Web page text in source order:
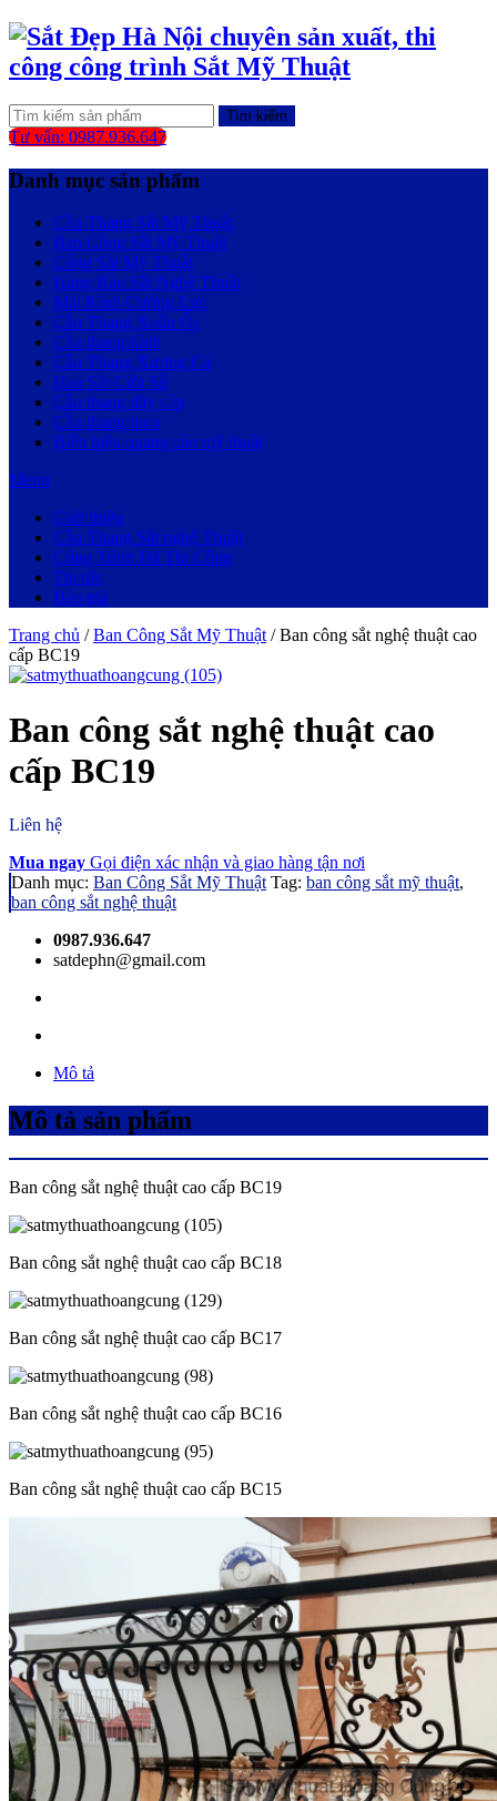
Tìm kiếm
Tư vấn: 0987.936.647
Danh mục sản phẩm
Cầu Thang Sắt Mỹ Thuật
Ban Công Sắt Mỹ Thuật
Cổng Sắt Mỹ Thuật
Hàng Rào Sắt Nghệ Thuật
Mái Kính Cường Lực
Cầu Thang Xoắn Ốc
Cầu thang kính
Cầu Thang Xương Cá
Hoa Sắt Cửa Sổ
Cầu thang dây cáp
Cầu thang inox
Biển hiệu quảng cáo mỹ thuật
Menu
Giới thiệu
Cầu Thang Sắt nghệ Thuật
Công Trình Đã Thi Công
Tin tức
Báo giá
Trang chủ /Ban Công Sắt Mỹ Thuật / Ban công sắt nghệ thuật cao
cấp BC19
Ban công sắt nghệ thuật cao
cấp BC19
Liên hệ
Mua ngay Gọi điện xác nhận và giao hàng tận nơi
Danh mục: Ban Công Sắt Mỹ Thuật Tag: ban công sắt mỹ thuật,
ban công sắt nghệ thuật
0987.936.647
satdephn@gmail.com
Mô tả
Mô tả sản phẩm
Ban công sắt nghệ thuật cao cấp BC19
Ban công sắt nghệ thuật cao cấp BC18
Ban công sắt nghệ thuật cao cấp BC17
Ban công sắt nghệ thuật cao cấp BC16
Ban công sắt nghệ thuật cao cấp BC15